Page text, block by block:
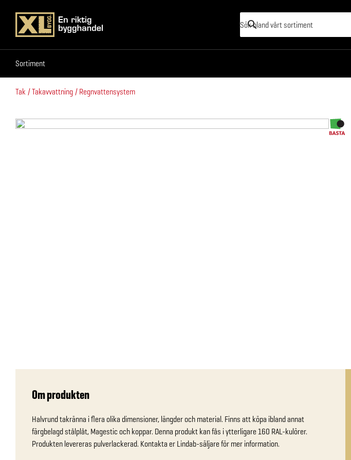
Sortiment
Sortiment
Tak Takavvattning Regnvattensystem
Om produkten
Halvrund takränna i flera olika dimensioner, längder och material. Finns att köpa ibland annat
färgbelagd stålplåt, Magestic och koppar. Denna produkt kan fås i ytterligare 160 RAL-kulörer.
Produkten levereras pulverlackerad. Kontakta er Lindab-säljare för mer information.